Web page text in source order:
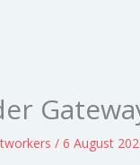
/6 August